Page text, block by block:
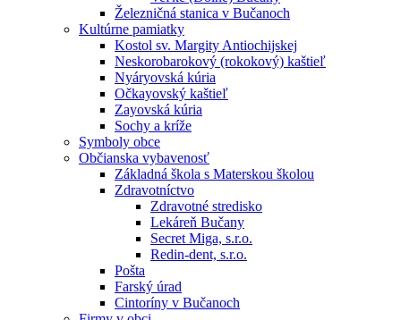
Železničná stanica v Bučanoch
Kultúrne pamiatky
Kostol sv. Margity Antiochijskej
Neskorobarokový (rokokový) kaštieľ
Nyáryovská kúria
Očkayovský kaštieľ
Zayovská kúria
Sochy a kríže
Symboly obce
Občianska vybavenosť
Základná škola s Materskou školou
Zdravotníctvo
Zdravotné stredisko
Lekáreň Bučany
Secret Miga, s.r.o.
Redin-dent, s.r.o.
Pošta
Farský úrad
Cintoríny v Bučanoch